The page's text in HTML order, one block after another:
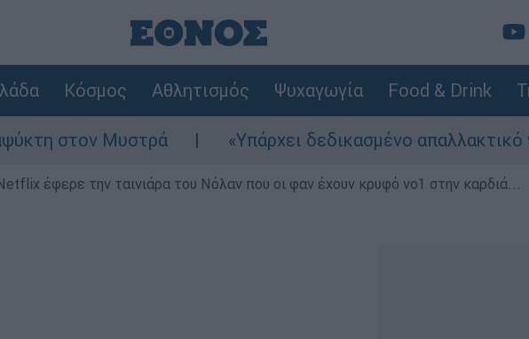
Κόσμος Αθλητισμός Ψυχαγωγία Food & Drink
στον Μυστρά «Υπάρχει δεδικασμένο απαλλακτικό για
έφερε την ταινιάρα του Νόλαν που οι φαν έχουν κρυφό νο1 στην καρδιά...